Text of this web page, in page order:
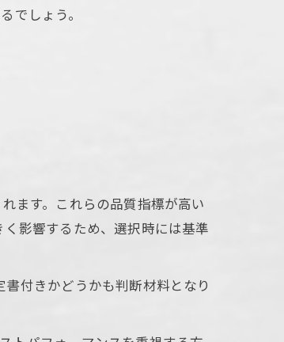
でしょう。
ます。これらの品質指標が高い
影響するため、選択時には基準
付きかどうかも判断材料となり